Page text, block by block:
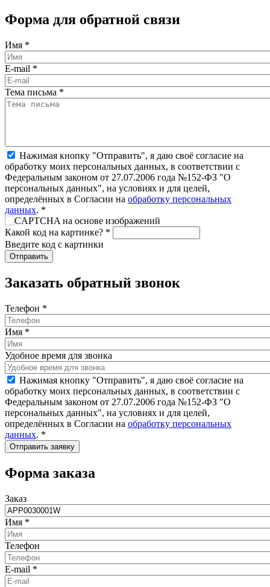
Форма для обратной связи
Имя *
E-mail *
Тема письма *
Нажимая кнопку "Отправить", я даю своё согласие на
обработку моих персональных данных, в соответствии с
Федеральным законом от 27.07.2006 года №152-ФЗ "О
персональных данных", на условиях и для целей,
определённых в Согласии на обработку персональных
данных. *
Какой код на картинке? *
Введите код с картинки
Заказать обратный звонок
Телефон *
Имя *
Удобное время для звонка
Нажимая кнопку "Отправить", я даю своё согласие на
обработку моих персональных данных, в соответствии с
Федеральным законом от 27.07.2006 года №152-ФЗ "О
персональных данных", на условиях и для целей,
определённых в Согласии на обработку персональных
данных. *
Форма заказа
Заказ
Имя *
Телефон
E-mail *